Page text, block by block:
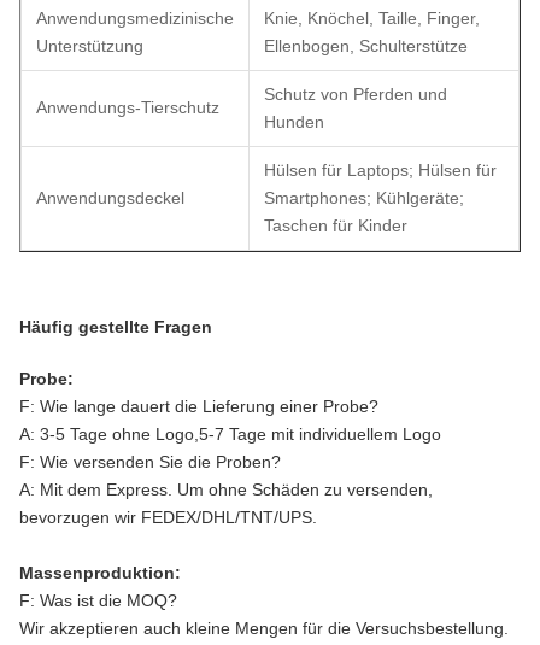
Anwendungsmedizinische
Unterstützung
Knie, Knöchel, Taille, Finger,
Ellenbogen, Schulterstütze
Anwendungs-Tierschutz
Schutz von Pferden und
Hunden
Anwendungsdeckel
Hülsen für Laptops; Hülsen für
Smartphones; Kühlgeräte;
Taschen für Kinder
Häufig gestellte Fragen
Probe:
F: Wie lange dauert die Lieferung einer Probe?
A: 3-5 Tage ohne Logo,5-7 Tage mit individuellem Logo
F: Wie versenden Sie die Proben?
A: Mit dem Express. Um ohne Schäden zu versenden,
bevorzugen wir FEDEX/DHL/TNT/UPS.
Massenproduktion:
F: Was ist die MOQ?
Wir akzeptieren auch kleine Mengen für die Versuchsbestellung.